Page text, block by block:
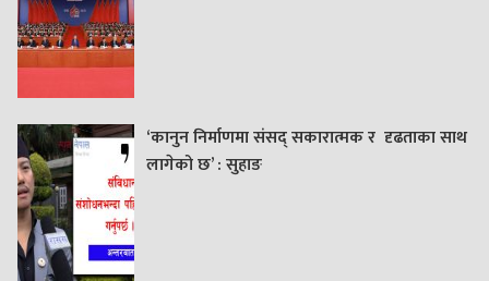
‘कानुन निर्माणमा संसद् सकारात्मक र दृढताका साथ
लागेको छ’ : सुहाङ